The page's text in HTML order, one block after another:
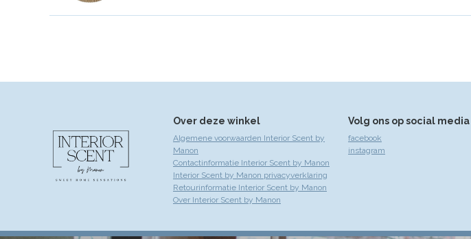
Over deze winkel
Algemene voorwaarden Interior Scent by
Manon
Contactinformatie Interior Scent by Manon
Interior Scent by Manon privacyverklaring
Retourinformatie Interior Scent by Manon
Over Interior Scent by Manon
Volg ons op social media
facebook
instagram